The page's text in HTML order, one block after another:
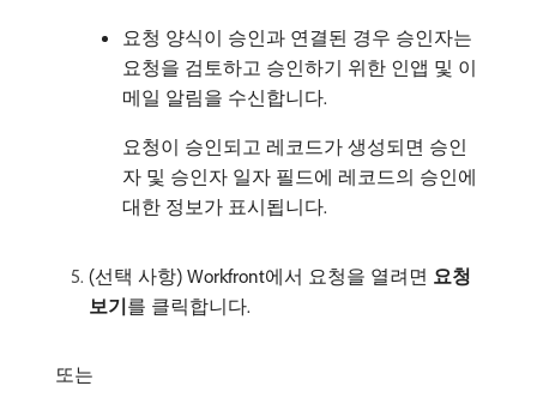
요청 양식이 승인과 연결된 경우 승인자는
요청을 검토하고 승인하기 위한 인앱 및 이
메일 알림을 수신합니다.
요청이 승인되고 레코드가 생성되면 승인
자 및 승인자 일자 필드에 레코드의 승인에
대한 정보가 표시됩니다.
(선택 사항) Workfront에서 요청을 열려면 요청
보기​를 클릭합니다.
또는